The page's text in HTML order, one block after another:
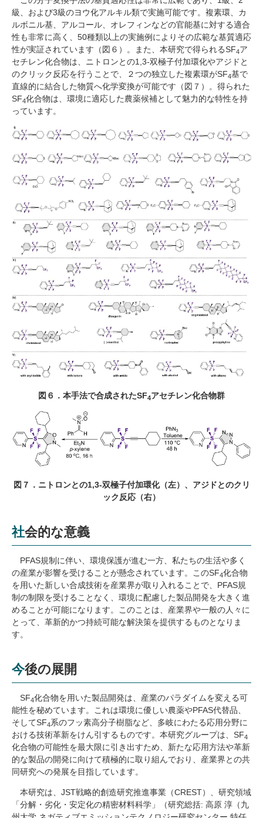
級、および3級のヨウ化アルキル類で実施可能です。複素環、カ
ルボニル基、アルコール、オレフィンなどの官能基に対する適合
性も非常に高く、 50種類以上の実施例によりその広範な基質適応
性が実証されています（図６）。また、本研究で得られるSF4ア
セチレン化合物は、ニトロンとの1,3-双極子付加環化やアジドと
のクリック反応を行うことで、２つの独立した複素環がSF4基で
直線的に結合した物質へ化学変換が可能です（図７）。得られた
SF4化合物は、環境に適応した農薬候補として魅力的な特性を持
っています。
図６．本手法で合成されたSF4アセチレン化合物群
図７．ニトロンとの1,3-双極子付加環化（左）、アジドとのクリ
ック反応（右）
社会的な意義
PFAS規制に伴い、環境保護が進む一方、私たちの生活や多く
の産業が影響を受けることが懸念されています。このSF4化合物
を用いた新しい合成技術を産業界が取り入れることで、 PFAS規
制の制限を受けることなく、環境に配慮した製品開発を大きく進
めることが可能になります。このことは、産業界や一般の人々に
とって、革新的かつ持続可能な解決策を提供するものとなりま
す。
今後の展開
SF4化合物を用いた製品開発は、産業のパラダイムを変える可
能性を秘めています。これは環境に優しい農薬やPFAS代替品、
そしてSF4系のフッ素高分子樹脂など、多岐にわたる応用分野に
おける技術革新をけん引するものです。本研究グループは、 SF4
化合物の可能性を最大限に引き出すため、新たな応用方法や革新
的な製品の開発に向けて積極的に取り組んでおり、産業界との共
同研究への発展を目指しています。
本研究は、 JST戦略的創造研究推進事業（CREST）、研究領域
「分解・劣化・安定化の精密材料科学」（研究総括: 高原 淳（九